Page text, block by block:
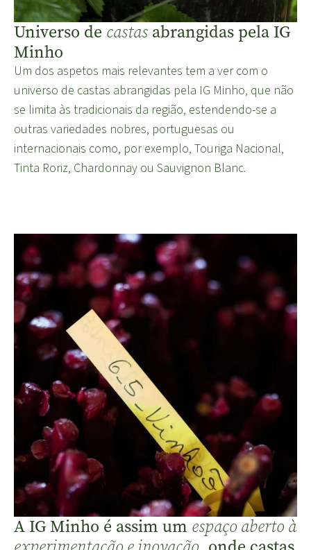
Universo de castas abrangidas pela IG
Minho
Um dos aspetos mais relevantes tem a ver com o
universo de castas abrangidas pela IG Minho, que não
se limita às tradicionais da região, estendendo-se a
outras variedades nobres, portuguesas ou
internacionais como, por exemplo, Touriga Nacional,
Tinta Roriz, Chardonnay ou Sauvignon Blanc.
A IG Minho é assim um espaço aberto à